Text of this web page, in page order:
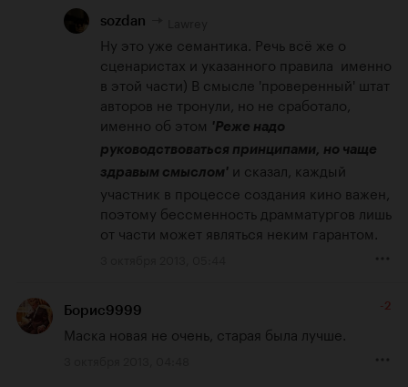
sozdan
Ну это уже семантика. Речь всё же о
сценаристах и указанного правила  именно
в этой части) В смысле 'проверенный' штат
авторов не тронули, но не сработало,
именно об этом 'Реже надо
руководствоваться принципами, но чаще
здравым смыслом' и сказал, каждый
участник в процессе создания кино важен,
поэтому бессменность драмматургов лишь
от части может являться неким гарантом.
Борис9999 -2
Маска новая не очень, старая была лучше.